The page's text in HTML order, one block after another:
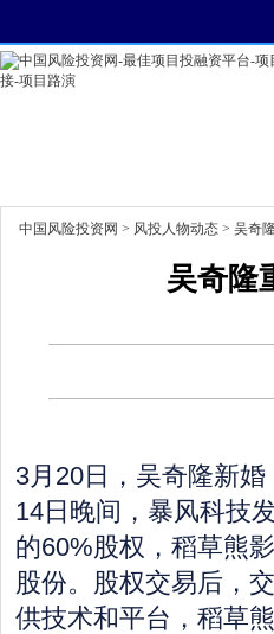
中国风险投资网 > 风投人物动态 > 吴奇
吴奇隆
3月20日，吴奇隆新婚
14日晚间，暴风科技
的60%股权，稻草熊
股份。股权交易后，
供技术和平台，稻草